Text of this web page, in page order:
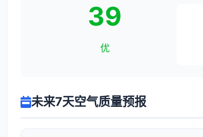
39
优
未来7天空气质量预报